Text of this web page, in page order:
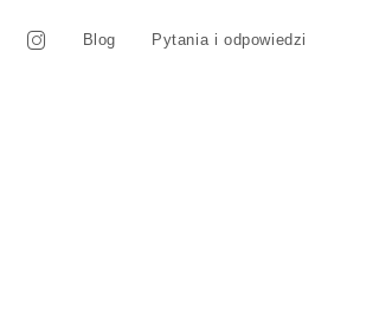
Blog Pytania i odpowiedzi